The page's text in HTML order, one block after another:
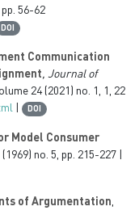
56-62
DOI
Communication
, Journal of
24(2021) no. 1, 1, 22
DOI
Model Consumer
(1969) no. 5, pp. 215-227 |
of Argumentation,